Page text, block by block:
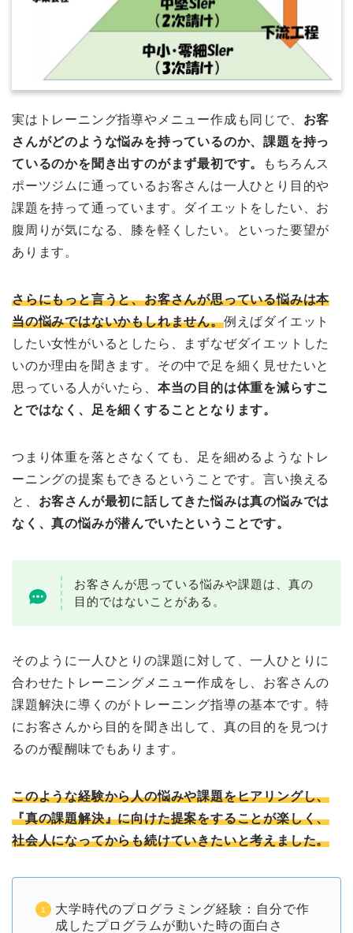
実はトレーニング指導やメニュー作成も同じで、 お客
さんがどのような悩みを持っているのか、課題を持っ
ているのかを聞き出すのがまず最初です。
もちろんス
ポーツジムに通っているお客さんは一人ひとり目的や
課題を持って通っています。ダイエットをしたい、お
腹周りが気になる、膝を軽くしたい。といった要望が
あります。
さらにもっと言うと、お客さんが思っている悩みは本
当の悩みではないかもしれません。例えばダイエット
したい女性がいるとしたら、まずなぜダイエットした
いのか理由を聞きます。その中で足を細く見せたいと
思っている人がいたら、 本当の目的は体重を減らすこ
とではなく、足を細くすることとなります。
つまり体重を落とさなくても、足を細めるようなトレ
ーニングの提案もできるということです。言い換える
と、 お客さんが最初に話してきた悩みは真の悩みでは
なく、真の悩みが潜んでいたということです。
お客さんが思っている悩みや課題は、真の
目的ではないことがある。
そのように一人ひとりの課題に対して、一人ひとりに
合わせたトレーニングメニュー作成をし、お客さんの
課題解決に導くのがトレーニング指導の基本です。特
にお客さんから目的を聞き出して、真の目的を見つけ
るのが醍醐味でもあります。
このような経験から人の悩みや課題をヒアリングし、
『真の課題解決』に向けた提案をすることが楽しく、
社会人になってからも続けていきたいと考えました。
大学時代のプログラミング経験：自分で作
成したプログラムが動いた時の面白さ